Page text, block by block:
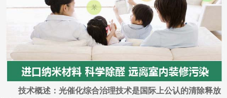
技术概述：光催化综合治理技术是国际上公认的清除释放